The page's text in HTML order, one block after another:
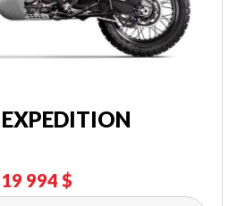
19 994 $